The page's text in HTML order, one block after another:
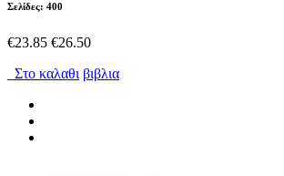
Σελίδες: 400
€23.85 €26.50
Στο καλαθι βιβλια